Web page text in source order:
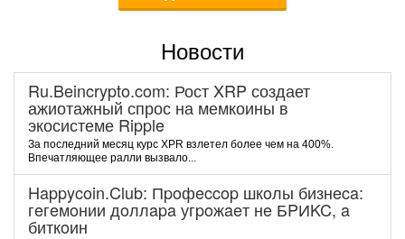
Новости
Ru.Beincrypto.com: Рост XRP создает
ажиотажный спрос на мемкоины в
экосистеме Ripple
За последний месяц курс XPR взлетел более чем на 400%.
Впечатляющее ралли вызвало...
Happycoin.Club: Пpoфeccop шкoлы бизнeca:
гeгeмoнии дoллapa угpoжaeт нe БPИKC, a
биткoин